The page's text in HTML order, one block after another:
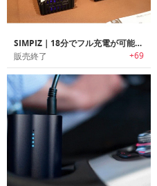
SIMPIZ｜18分でフル充電が可能なポータブルチャージャー
販売終了 +69